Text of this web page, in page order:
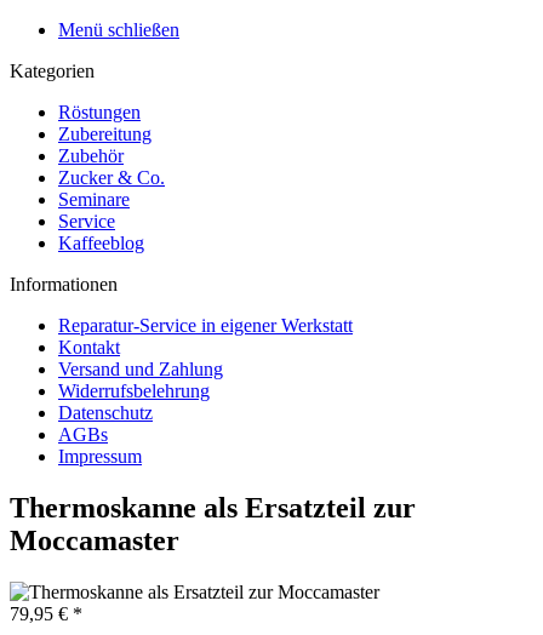
Menü schließen
Kategorien
Röstungen
Zubereitung
Zubehör
Zucker & Co.
Seminare
Service
Kaffeeblog
Informationen
Reparatur-Service in eigener Werkstatt
Kontakt
Versand und Zahlung
Widerrufsbelehrung
Datenschutz
AGBs
Impressum
Thermoskanne als Ersatzteil zur
Moccamaster
79,95 € *